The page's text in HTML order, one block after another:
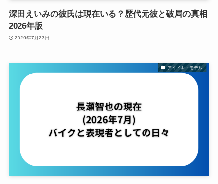
深田えいみの彼氏は現在いる？歴代元彼と破局の真相
2026年版
2026年7月23日
アイドル・モデル